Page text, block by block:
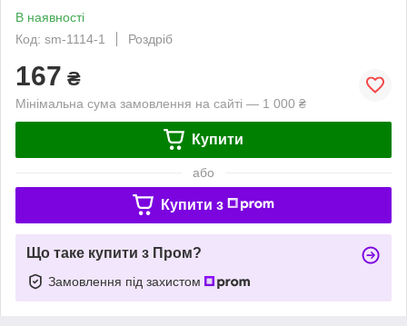
В наявності
Код: sm-1114-1
Роздріб
167 ₴
Мінімальна сума замовлення на сайті — 1 000 ₴
Купити
або
Купити з
Що таке купити з Пром?
Замовлення під захистом